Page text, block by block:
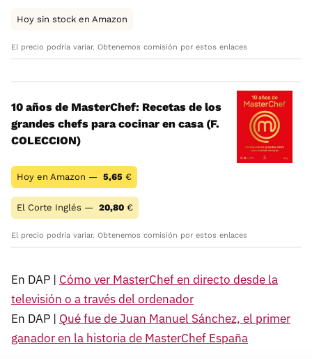
Hoy sin stock en Amazon
El precio podría variar. Obtenemos comisión por estos enlaces
10 años de MasterChef: Recetas de los
grandes chefs para cocinar en casa (F.
COLECCION)
Hoy en Amazon — 5,65 €
El Corte Inglés — 20,80 €
El precio podría variar. Obtenemos comisión por estos enlaces
En DAP | Cómo ver MasterChef en directo desde la
televisión o a través del ordenador
En DAP | Qué fue de Juan Manuel Sánchez, el primer
ganador en la historia de MasterChef España